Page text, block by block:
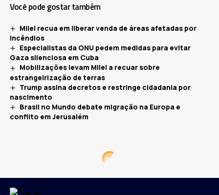
Você pode gostar também
Milei recua em liberar venda de áreas afetadas por
incêndios
Especialistas da ONU pedem medidas para evitar
Gaza silenciosa em Cuba
Mobilizações levam Milei a recuar sobre
estrangeirização de terras
Trump assina decretos e restringe cidadania por
nascimento
Brasil no Mundo debate migração na Europa e
conflito em Jerusalém